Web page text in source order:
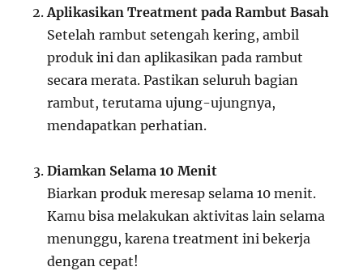
Aplikasikan Treatment pada Rambut Basah
Setelah rambut setengah kering, ambil
produk ini dan aplikasikan pada rambut
secara merata. Pastikan seluruh bagian
rambut, terutama ujung-ujungnya,
mendapatkan perhatian.
Diamkan Selama 10 Menit
Biarkan produk meresap selama 10 menit.
Kamu bisa melakukan aktivitas lain selama
menunggu, karena treatment ini bekerja
dengan cepat!